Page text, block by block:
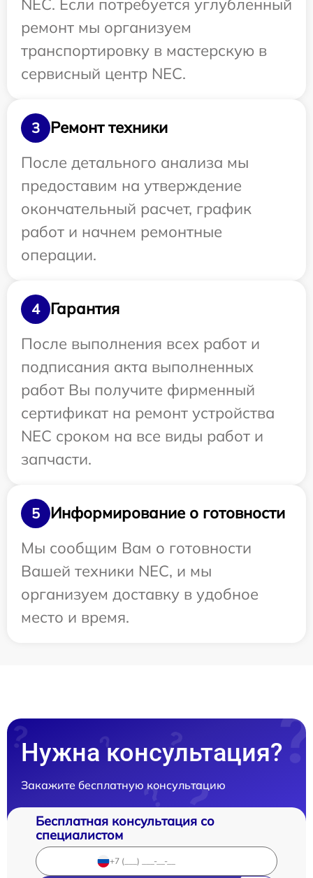
ремонт мы организуем
транспортировку в мастерскую в
сервисный центр NEC.
3
Ремонт техники
После детального анализа мы
предоставим на утверждение
окончательный расчет, график
работ и начнем ремонтные
операции.
4
Гарантия
После выполнения всех работ и
подписания акта выполненных
работ Вы получите фирменный
сертификат на ремонт устройства
NEC сроком на все виды работ и
запчасти.
5
Информирование о готовности
Мы сообщим Вам о готовности
Вашей техники NEC, и мы
организуем доставку в удобное
место и время.
Нужна консультация?
Закажите бесплатную консультацию
Бесплатная консультация со
специалистом